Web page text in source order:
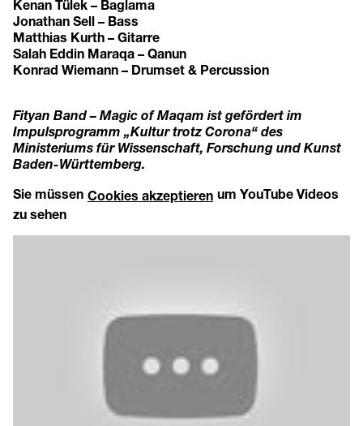
Kenan Tülek – Baglama
Jonathan Sell – Bass
Matthias Kurth – Gitarre
Salah Eddin Maraqa – Qanun
Konrad Wiemann – Drumset & Percussion
Fityan Band – Magic of Maqam ist gefördert im
Impulsprogramm „Kultur trotz Corona“ des
Ministeriums für Wissenschaft, Forschung und Kunst
Baden-Württemberg.
Sie müssen Cookies akzeptieren um YouTube Videos
zu sehen